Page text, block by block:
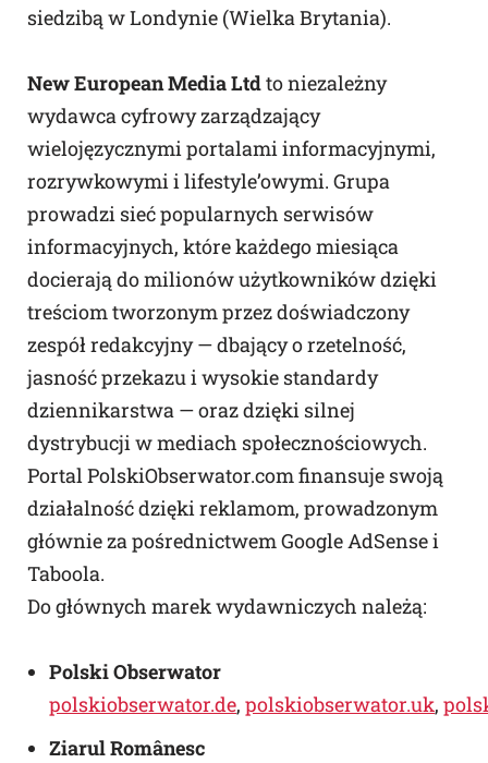
siedzibą w Londynie (Wielka Brytania).
New European Media Ltdto niezależny
wydawca cyfrowy zarządzający
wielojęzycznymi portalami informacyjnymi,
rozrywkowymi i lifestyle’owymi. Grupa
prowadzi sieć popularnych serwisów
informacyjnych, które każdego miesiąca
docierają do milionów użytkowników dzięki
treściom tworzonym przez doświadczony
zespół redakcyjny — dbający o rzetelność,
jasność przekazu i wysokie standardy
dziennikarstwa — oraz dzięki silnej
dystrybucji w mediach społecznościowych.
Portal PolskiObserwator.com finansuje swoją
działalność dzięki reklamom, prowadzonym
głównie za pośrednictwem Google AdSense i
Taboola.
Do głównych marek wydawniczych należą:
Polski Obserwator
polskiobserwator.de, polskiobserwator.uk,
Ziarul Românesc